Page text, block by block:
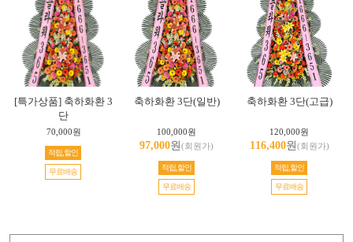
[특가상품] 축하화환 3
단
70,000원
적립,할인
무료배송
축하화환 3단(일반)
100,000원
97,000원(회원가)
적립,할인
무료배송
축하화환 3단(고급)
120,000원
116,400원(회원가)
적립,할인
무료배송